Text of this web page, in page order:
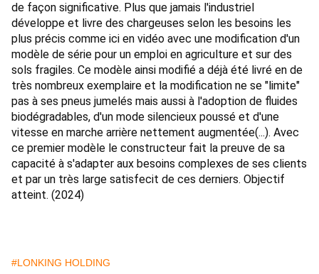
de façon significative. Plus que jamais l'industriel
développe et livre des chargeuses selon les besoins les
plus précis comme ici en vidéo avec une modification d'un
modèle de série pour un emploi en agriculture et sur des
sols fragiles. Ce modèle ainsi modifié a déjà été livré en de
très nombreux exemplaire et la modification ne se "limite"
pas à ses pneus jumelés mais aussi à l'adoption de fluides
biodégradables, d'un mode silencieux poussé et d'une
vitesse en marche arrière nettement augmentée(...). Avec
ce premier modèle le constructeur fait la preuve de sa
capacité à s'adapter aux besoins complexes de ses clients
et par un très large satisfecit de ces derniers. Objectif
atteint. (2024)
#LONKING HOLDING